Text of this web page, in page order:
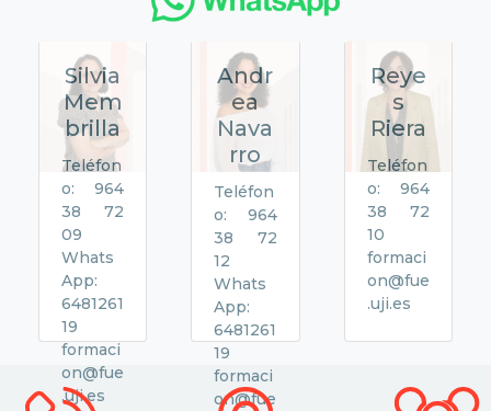
Silvia
Mem
brilla
Teléfon
o: 964
38 72
09
Whats
App:
6481261
19
formaci
on@fue
.uji.es
Andr
ea
Nava
rro
Teléfon
o: 964
38 72
12
Whats
App:
6481261
19
formaci
on@fue
Reye
s
Riera
Teléfon
o: 964
38 72
10
formaci
on@fue
.uji.es